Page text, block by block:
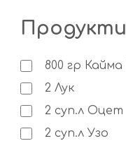
Продукти
800 гр Кайма
2 Лук
2 суп.л Оцет
2 суп.л Узо